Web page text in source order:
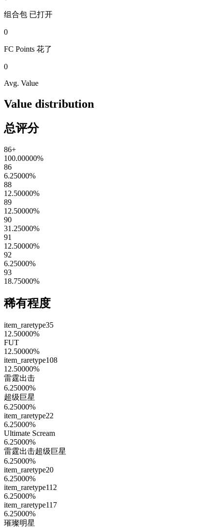
组合包 已打开
0
FC Points 花了
0
Avg. Value
Value distribution
总评分
86+
100.00000%
86
6.25000%
88
12.50000%
89
12.50000%
90
31.25000%
91
12.50000%
92
6.25000%
93
18.75000%
稀有程度
item_raretype35
12.50000%
FUT
12.50000%
item_raretype108
12.50000%
雷霆出击
6.25000%
超级巨星
6.25000%
item_raretype22
6.25000%
Ultimate Scream
6.25000%
雷霆出击超级巨星
6.25000%
item_raretype20
6.25000%
item_raretype112
6.25000%
item_raretype117
6.25000%
璀璨明星